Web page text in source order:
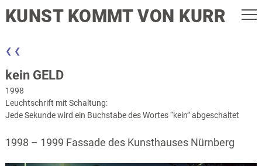
KUNST KOMMT VON KURR
❮ ❮
kein GELD
1998
Leuchtschrift mit Schaltung:
Jede Sekunde wird ein Buchstabe des Wortes “kein” abgeschaltet
1998 – 1999 Fassade des Kunsthauses Nürnberg